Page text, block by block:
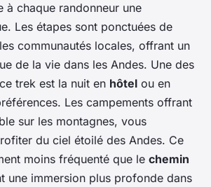
à chaque randonneur une
Les étapes sont ponctuées de
communautés locales, offrant un
de la vie dans les Andes. Une des
trek est la nuit en hôtel ou en
Les campements offrant
sur les montagnes, vous
du ciel étoilé des Andes. Ce
moins fréquenté que le chemin
une immersion plus profonde dans